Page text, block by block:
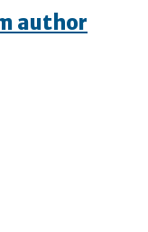
author